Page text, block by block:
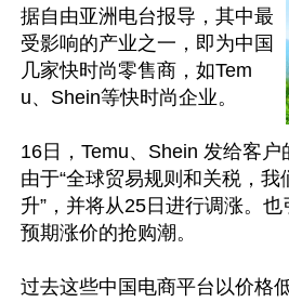
据自由亚洲电台报导，其中最
受影响的产业之一，即为中国
几家快时尚零售商，如Tem
u、Shein等快时尚企业。
16日，Temu、Shein 发给客户
由于“全球贸易规则和关税，
升”，并将从25日进行调涨。
预期涨价的抢购潮。
过去这些中国电商平台以价格